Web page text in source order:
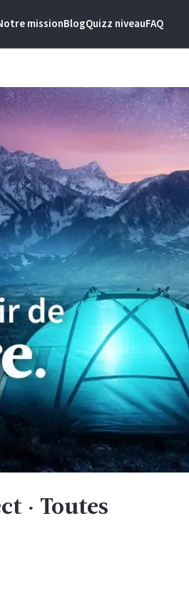
missionBlogQuizz niveauFAQ
· Toutes